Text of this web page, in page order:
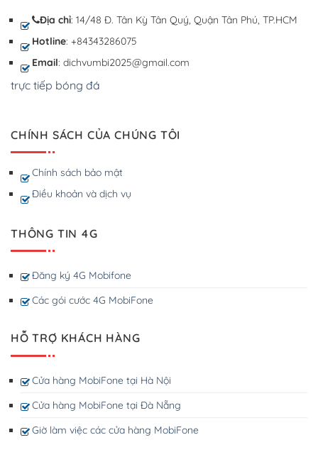
Địa chỉ: 14/48 Đ. Tân Kỳ Tân Quý, Quận Tân Phú, TP.HCM
Hotline: +84343286075
Email: dichvumbi2025@gmail.com
trực tiếp bóng đá
CHÍNH SÁCH CỦA CHÚNG TÔI
Chính sách bảo mật
Điều khoản và dịch vụ
THÔNG TIN 4G
Đăng ký 4G Mobifone
Các gói cước 4G MobiFone
HỖ TRỢ KHÁCH HÀNG
Cửa hàng MobiFone tại Hà Nội
Cửa hàng MobiFone tại Đà Nẵng
Giờ làm việc các cửa hàng MobiFone